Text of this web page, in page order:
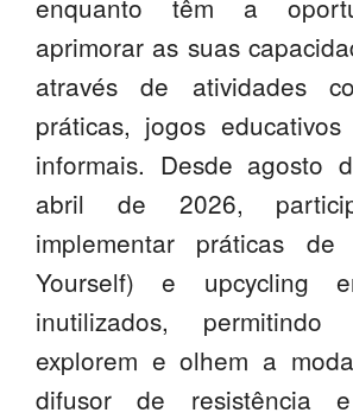
ALUNOS
PROFESSORES
enquanto têm a
aprimorar as suas
através de atividades
práticas, jogos
informais. Desde agosto
abril de 2026,
implementar práticas
Yourself) e upcycling
inutilizados,
explorem e olhem a
difusor de resistência e